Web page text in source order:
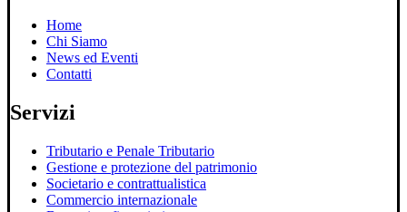
Home
Chi Siamo
News ed Eventi
Contatti
Servizi
Tributario e Penale Tributario
Gestione e protezione del patrimonio
Societario e contrattualistica
Commercio internazionale